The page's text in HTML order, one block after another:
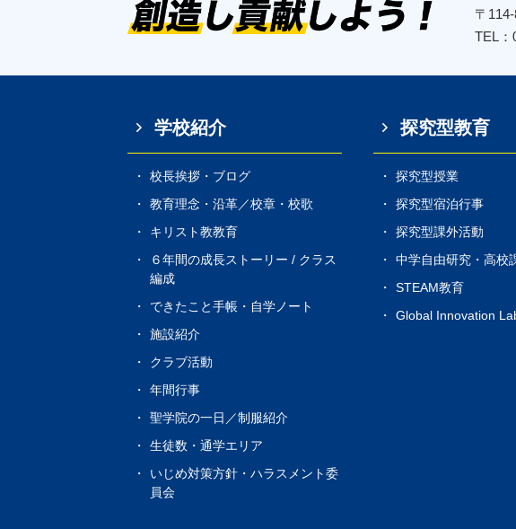
〒
TEL
学校紹介
校長挨拶・ブログ
教育理念・沿革／校章・校歌
キリスト教教育
６年間の成長ストーリー / クラス
編成
できたこと手帳・自学ノート
施設紹介
クラブ活動
年間行事
聖学院の一日／制服紹介
生徒数・通学エリア
いじめ対策方針・ハラスメント委
員会
探究型教育
探究型授業
探究型宿泊行事
探究型課外活動
中学自由研究・高校
STEAM教育
Global Innovation